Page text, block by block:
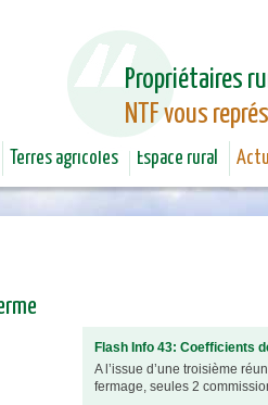
Propriétaires
NTF vous
Terres agricoles Espace rural
Flash Info 43: Coefficients
A l’issue d’une troisième
fermage, seules 2